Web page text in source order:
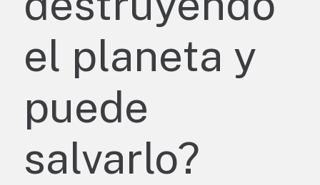
el planeta y
puede
salvarlo?